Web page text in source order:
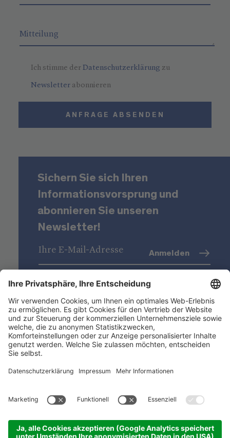
Ich stimme derDatenschutzerklärung zu
Newsletter abonnieren
ANFRAGE ABSENDEN
Sichern Sie sich Ihren
Informationsvorsprung und
abonnieren Sie unseren
Newsletter!
Datenschutz (Info)
Anmelden
Niederstätter AG
Standorte
Nützliche Links
Produktsortiment
ACADEMY